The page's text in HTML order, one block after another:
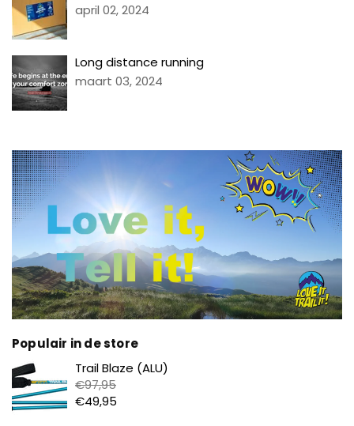
april 02, 2024
Long distance running
maart 03, 2024
Populair in de store
Trail Blaze (ALU)
€97,95
€49,95